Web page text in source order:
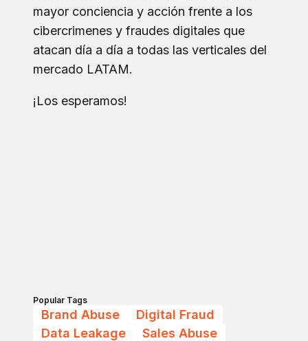
mayor conciencia y acción frente a los
cibercrimenes y fraudes digitales que
atacan día a día a todas las verticales del
mercado LATAM.
¡Los esperamos!
Popular Tags
Brand Abuse
Digital Fraud
Data Leakage
Sales Abuse